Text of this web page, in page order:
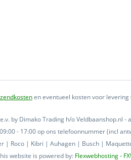
en eventueel kosten voor
by Dimako Trading h/o Veldbaanshop.nl -
- 17:00 op ons telefoonnummer (incl
| Roco | Kibri | Auhagen | Busch |
website is powered by: Flexwebhosting -